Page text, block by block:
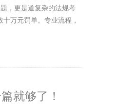
，更是道复杂的法规考
万元罚单。专业流程，
就够了！